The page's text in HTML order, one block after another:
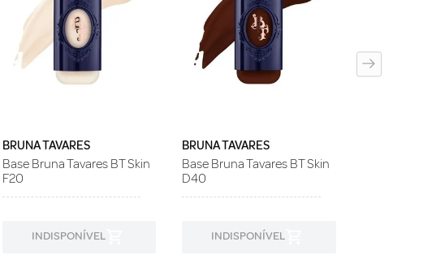
BRUNA TAVARES
Base Bruna Tavares BT Skin
F20
INDISPONÍVEL
BRUNA TAVARES
Base Bruna Tavares BT Skin
D40
INDISPONÍVEL
Stick Honey
8g